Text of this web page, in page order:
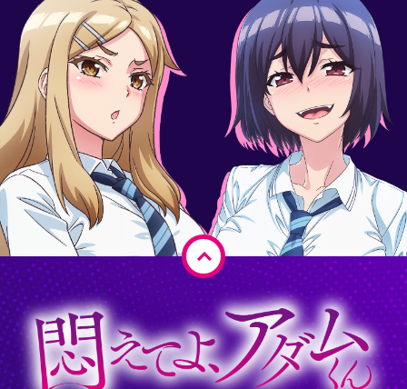
ペ
ー
ジ
ト
ッ
プ